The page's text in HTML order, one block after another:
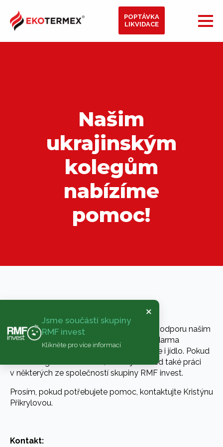
POPTÁVKA
LIKVIDACE
×
Jsme součástí skupiny
RMF invest
Klikněte pro více informací
Našim
ukrajinským
kolegům
nabízíme
pomoc!
Jsme připraveni poskytnout okamžitou podporu našim
ukrajinským kolegům a jejich rodinám. Zdarma
nabízíme ubytování pro rodiny a zajistíme i jídlo. Pokud
nám to legislativa umožní, dáme jim ihned také práci
v některých ze společností skupiny RMF invest.
Prosím, pokud potřebujete pomoc, kontaktujte Kristýnu
Přikrylovou.
Kontakt: